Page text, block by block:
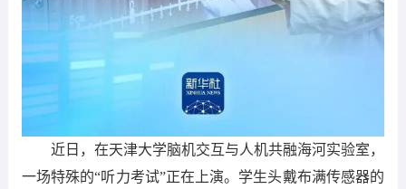
近日，在天津大学脑机交互与人机共融海河实验室，
一场特殊的“听力考试”正在上演。学生头戴布满传感器的